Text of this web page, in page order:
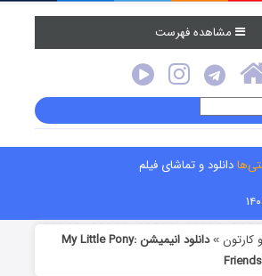
مشاهده فهرست
دانلود و تماشای فیلم
کارتون »
دانلود انیمیشن My Little Pony: